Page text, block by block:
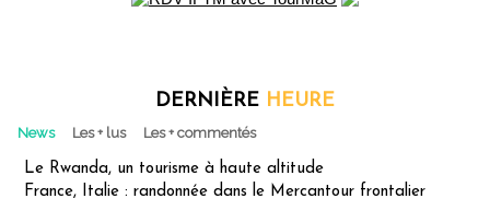
DERNIÈRE HEURE
News Les + lus Les + commentés
Le Rwanda, un tourisme à haute altitude
France, Italie : randonnée dans le Mercantour frontalier